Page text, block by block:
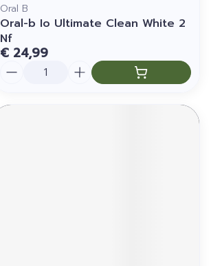
Oral B
Oral-b Io Ultimate Clean White 2
Nf
€ 24,99